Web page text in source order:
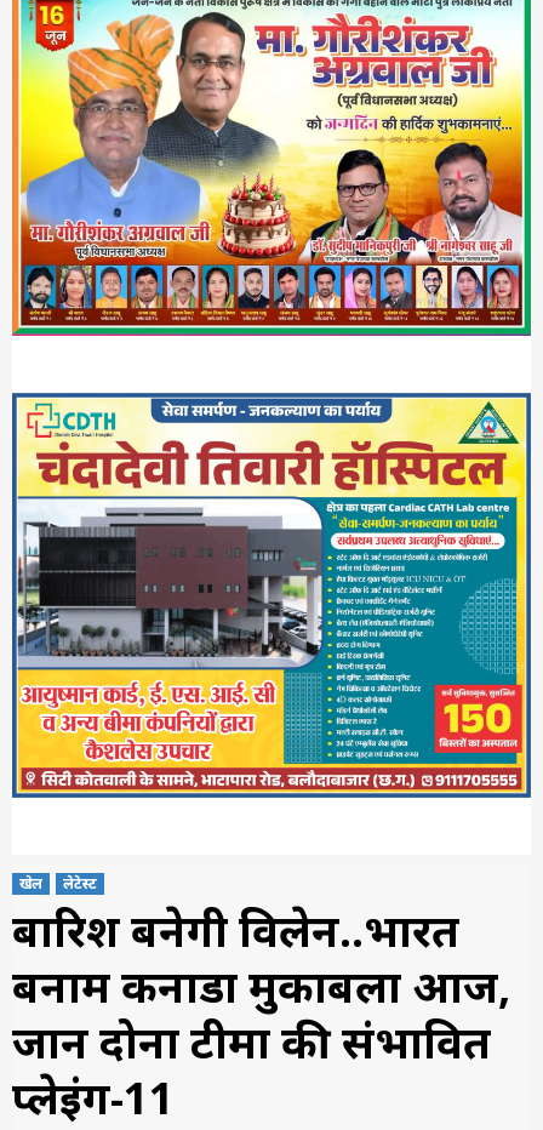
खेल लेटेस्ट
बारिश बनेगी विलेन..भारत
बनाम कनाडा मुकाबला आज,
जानें दोनों टीमों की संभावित
प्लेइंग-11